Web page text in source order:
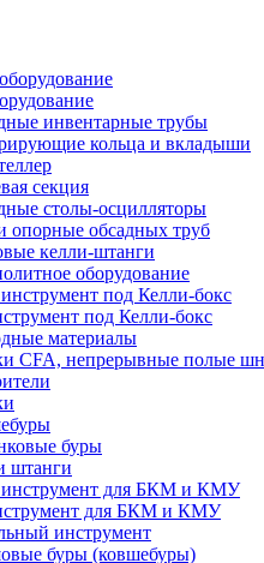
инвентарные трубы
кольца и вкладыши
секция
столы-осцилляторы
опорные обсадных труб
келли-штанги
оборудование
под Келли-бокс
материалы
CFA, непрерывные полые
буры
штанги
для БКМ и КМУ
инструмент
буры (ковшебуры)